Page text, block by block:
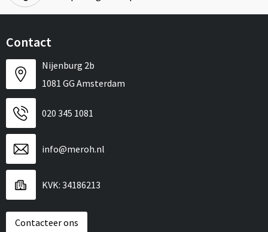
Contact
Nijenburg 2b
1081 GG Amsterdam
020 345 1081
info@meroh.nl
KVK: 34186213
Contacteer ons